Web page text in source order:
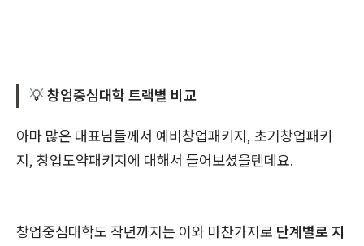
💡창업중심대학 트랙별 비교
아마 많은 대표님들께서 예비창업패키지, 초기창업패키
지, 창업도약패키지에 대해서 들어보셨을텐데요.
창업중심대학도 작년까지는 이와 마찬가지로 단계별로 지